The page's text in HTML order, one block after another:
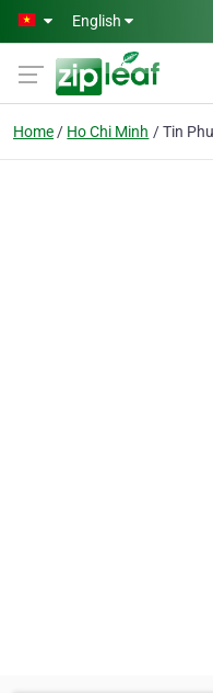
Skip to main content
English
Home Ho Chi Minh